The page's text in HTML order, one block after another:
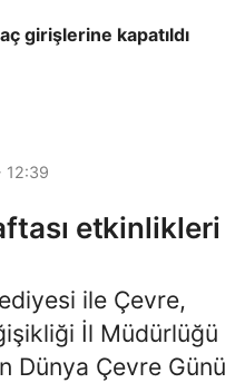
girişlerine kapatıldı
12:39
etkinlikleri
ile Çevre,
İl Müdürlüğü
Dünya Çevre Günü